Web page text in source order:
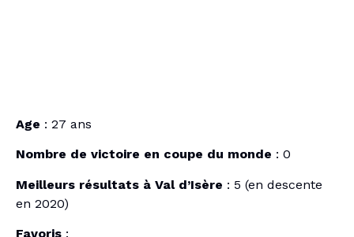
Age : 27 ans
Nombre de victoire en coupe du monde : 0
Meilleurs résultats à Val d’Isère : 5 (en descente
en 2020)
Favoris :